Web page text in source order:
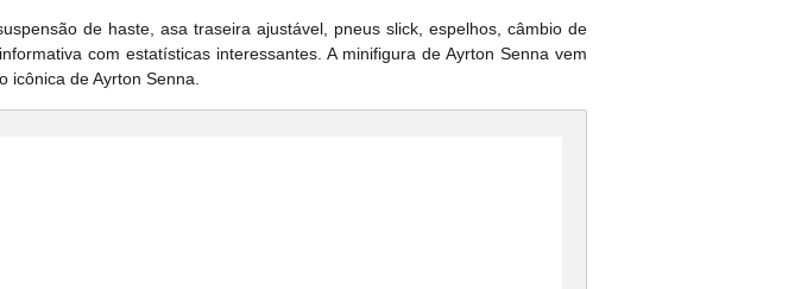
de haste, asa traseira ajustável, pneus slick, espelhos, câmbio de
com estatísticas interessantes. A minifigura de Ayrton Senna vem
icônica de Ayrton Senna.